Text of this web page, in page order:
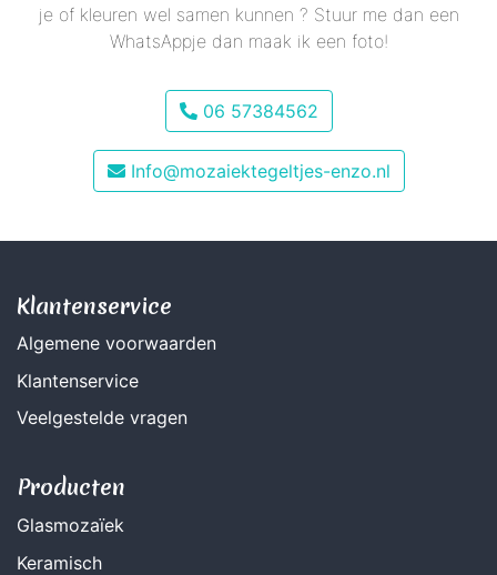
je of kleuren wel samen kunnen ? Stuur me dan een
WhatsAppje dan maak ik een foto!
06 57384562
Info@mozaiektegeltjes-enzo.nl
Klantenservice
Algemene voorwaarden
Klantenservice
Veelgestelde vragen
Producten
Glasmozaïek
Keramisch